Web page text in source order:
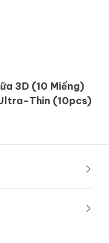
3D (10 Miếng)
Thin (10pcs)